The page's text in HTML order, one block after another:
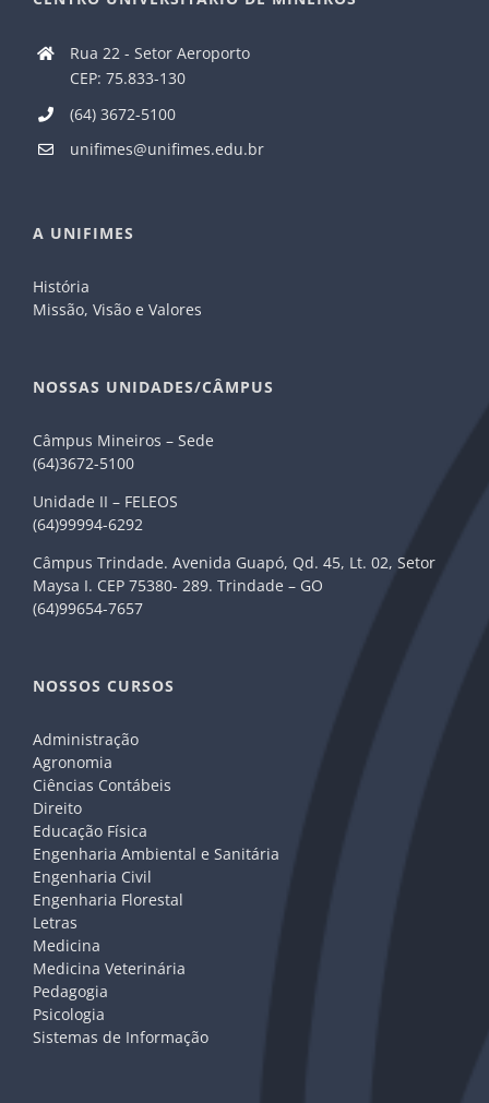
Rua 22 - Setor Aeroporto
CEP: 75.833-130
(64) 3672-5100
unifimes@unifimes.edu.br
A UNIFIMES
História
Missão, Visão e Valores
NOSSAS UNIDADES/CÂMPUS
Câmpus Mineiros – Sede
(64)3672-5100
Unidade II – FELEOS
(64)99994-6292
Câmpus Trindade. Avenida Guapó, Qd. 45, Lt. 02, Setor
Maysa I. CEP 75380- 289. Trindade – GO
(64)99654-7657
NOSSOS CURSOS
Administração
Agronomia
Ciências Contábeis
Direito
Educação Física
Engenharia Ambiental e Sanitária
Engenharia Civil
Engenharia Florestal
Letras
Medicina
Medicina Veterinária
Pedagogia
Psicologia
Sistemas de Informação